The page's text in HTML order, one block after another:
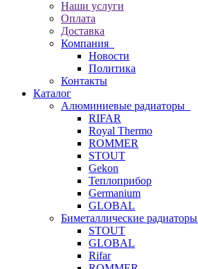
Наши услуги
Оплата
Доставка
Компания
Новости
Политика
Контакты
Каталог
Алюминиевые радиаторы
RIFAR
Royal Thermo
ROMMER
STOUT
Gekon
Теплоприбор
Germanium
GLOBAL
Биметаллические радиаторы
STOUT
GLOBAL
Rifar